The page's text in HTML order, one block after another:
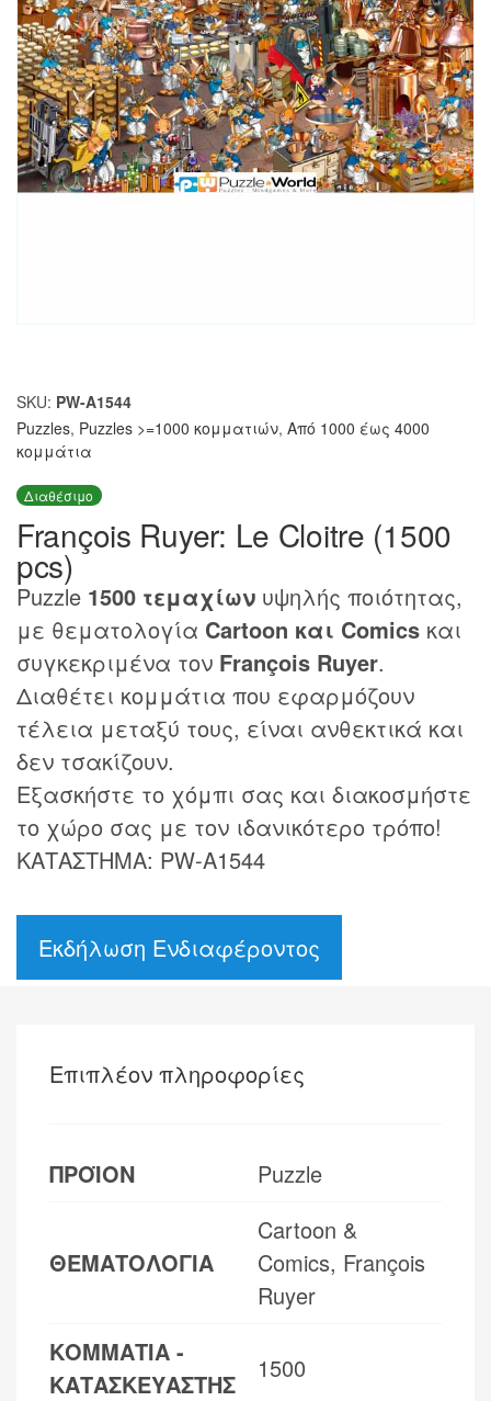
SKU: PW-A1544
Puzzles, Puzzles >=1000 κομματιών, Από 1000 έως 4000
κομμάτια
Διαθέσιμο
François Ruyer: Le Cloitre (1500
pcs)
Puzzle 1500 τεμαχίων υψηλής ποιότητας,
με θεματολογία Cartoon και Comics και
συγκεκριμένα τον François Ruyer.
Διαθέτει κομμάτια που εφαρμόζουν
τέλεια μεταξύ τους, είναι ανθεκτικά και
δεν τσακίζουν.
Εξασκήστε το χόμπι σας και διακοσμήστε
το χώρο σας με τον ιδανικότερο τρόπο!
ΚΑΤΑΣΤΗΜΑ: PW-A1544
Εκδήλωση Ενδιαφέροντος
Επιπλέον πληροφορίες
ΠΡΟΪΟΝ Puzzle
ΘΕΜΑΤΟΛΟΓΙΑ
Cartoon &
Comics, François
Ruyer
ΚΟΜΜΑΤΙΑ -
ΚΑΤΑΣΚΕΥΑΣΤΗΣ
1500